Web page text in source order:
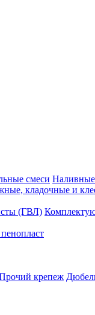
смеси
кладочные и
(ГВЛ)
крепеж